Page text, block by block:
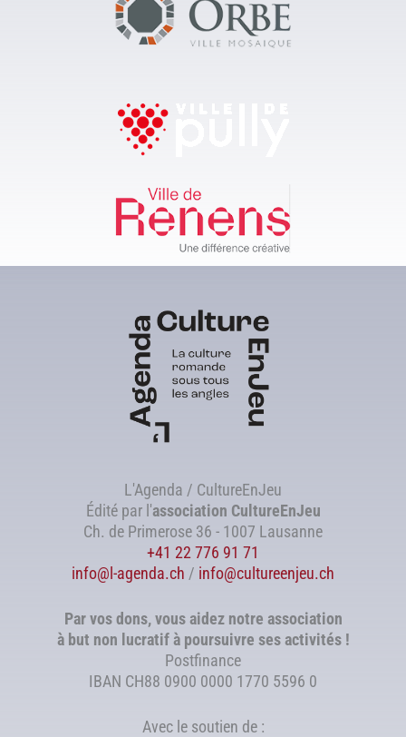
L'Agenda / CultureEnJeu
Édité par l'association CultureEnJeu
Ch. de Primerose 36 - 1007 Lausanne
+41 22 776 91 71
info@l-agenda.ch / info@cultureenjeu.ch
Par vos dons, vous aidez notre association
à but non lucratif à poursuivre ses activités !
Postfinance
IBAN CH88 0900 0000 1770 5596 0
Avec le soutien de :